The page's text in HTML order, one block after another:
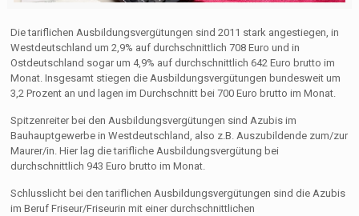
Die tariflichen Ausbildungsvergütungen sind 2011 stark angestiegen, in
Westdeutschland um 2,9% auf durchschnittlich 708 Euro und in
Ostdeutschland sogar um 4,9% auf durchschnittlich 642 Euro brutto im
Monat. Insgesamt stiegen die Ausbildungsvergütungen bundesweit um
3,2 Prozent an und lagen im Durchschnitt bei 700 Euro brutto im Monat.
Spitzenreiter bei den Ausbildungsvergütungen sind Azubis im
Bauhauptgewerbe in Westdeutschland, also z.B. Auszubildende zum/zur
Maurer/in. Hier lag die tarifliche Ausbildungsvergütung bei
durchschnittlich 943 Euro brutto im Monat.
Schlusslicht bei den tariflichen Ausbildungsvergütungen sind die Azubis
im Beruf Friseur/Friseurin mit einer durchschnittlichen